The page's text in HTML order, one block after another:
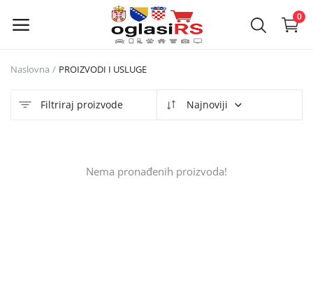
0
oglas
Naslovna PROIZVODI I USLUGE
Filtriraj proizvode Najnoviji
Nema pronađenih proizvoda!